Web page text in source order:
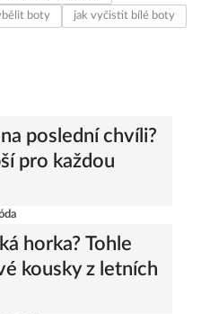
boty
jak vyčistit bílé boty
poslední chvíli?
pro každou
horka? Tohle
kousky z letních